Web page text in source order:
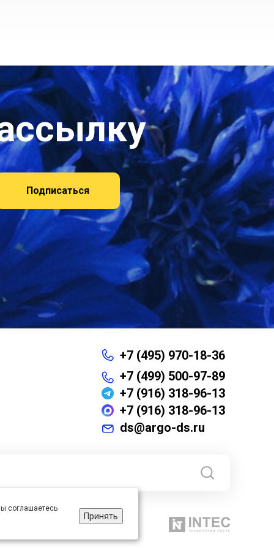
Подписаться
+7 (495) 970-18-36
+7 (499) 500-97-89
+7 (916) 318-96-13
+7 (916) 318-96-13
ds@argo-ds.ru
соглашаетесь
Принять